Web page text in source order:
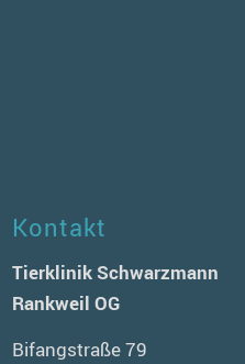
Kontakt
Tierklinik Schwarzmann
Rankweil OG
Bifangstraße 79